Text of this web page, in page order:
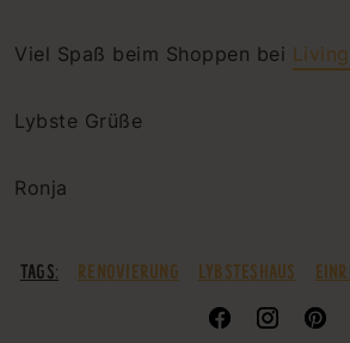
Viel Spaß beim Shoppen bei
Lybste Grüße
Ronja
TAGS: RENOVIERUNG LYBSTESHAUS